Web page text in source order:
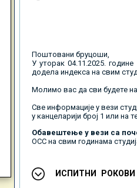
Поштовани бруцоши,
У уторак 04.11.2025.
додела индекса на свим
Молимо вас да сви будете
Све информације у вези
у канцеларији број 1 или на
Обавештење у вези са
ОСС на свим годинама
ИСПИТНИ РОКОВИ